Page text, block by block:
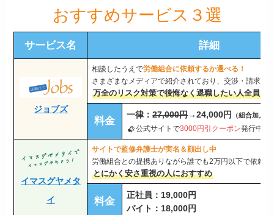
おすすめサービス３選
サービス名 詳細
ジョブズ
相談したうえで労働組合に依頼するか選べる！
さまざまなメディアで紹介されており、交渉・請求の
万全のリスク対策で後悔なく退職したい人全員に
料金
一律：27,000円→24,000円 （組合加入
公式サイトで3000円引クーポン発行中
イマスグヤメタ
イ
サイトで監修弁護士が実名＆顔出し中
労働組合との提携ありながら誰でも2万円以下で依頼で
とにかく安さ重視の人におすすめ
料金
正社員：19,000円
バイト：18,000円